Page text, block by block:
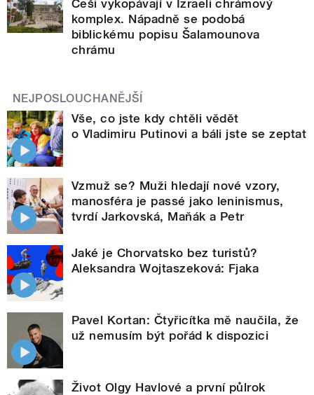
Češi vykopávají v Izraeli chrámový
komplex. Nápadně se podobá
biblickému popisu Šalamounova
chrámu
NEJPOSLOUCHANĚJŠÍ
Vše, co jste kdy chtěli vědět
o Vladimiru Putinovi a báli jste se zeptat
Vzmuž se? Muži hledají nové vzory,
manosféra je passé jako leninismus,
tvrdí Jarkovská, Maňák a Petr
Jaké je Chorvatsko bez turistů?
Aleksandra Wojtaszeková: Fjaka
Pavel Kortan: Čtyřicítka mě naučila, že
už nemusím být pořád k dispozici
Život Olgy Havlové a první půlrok